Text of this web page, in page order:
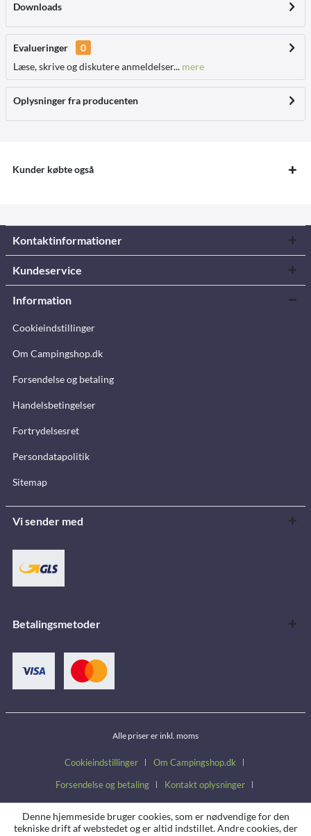
Downloads
Evalueringer
0
Læse, skrive og diskutere anmeldelser... mere
Oplysninger fra producenten
Kunder købte også
Kontaktinformationer
Kundeservice
Information
Cookieindstillinger
Om Campingshop.dk
Forsendelse og betaling
Handelsbetingelser
Fortrydelsesret
Persondatapolitik
Sitemap
Vi sender med
Betalingsmetoder
Alle priser er inkl. moms
Cookieindstillinger
Om Campingshop.dk
Forsendelse og betaling
Kontakt oplysninger
Handelsbetingelser
Fortrydelsesret Persondatapolitik
Denne hjemmeside bruger cookies, som er nødvendige for den
tekniske drift af webstedet og er altid indstillet. Andre cookies, der